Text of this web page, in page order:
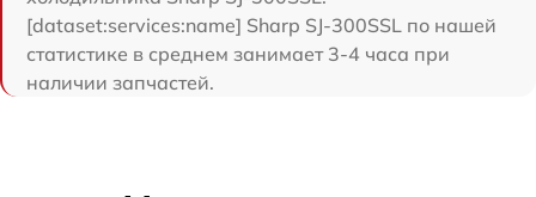
[dataset:services:name] Sharp SJ-300SSL по нашей
статистике в среднем занимает 3-4 часа при
наличии запчастей.